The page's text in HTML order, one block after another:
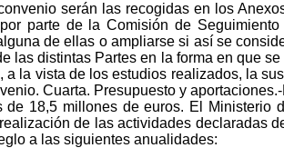
serán las recogidas en los
parte de la Comisión de
de ellas o ampliarse si así se
las distintas Partes en la forma en que
la vista de los estudios realizados, la
Cuarta. Presupuesto y
18,5 millones de euros. El Ministerio
de las actividades declaradas
a las siguientes anualidades: